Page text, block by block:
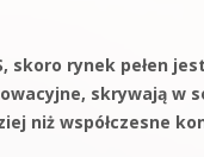
skoro rynek pełen
skrywają w
niż współczesne